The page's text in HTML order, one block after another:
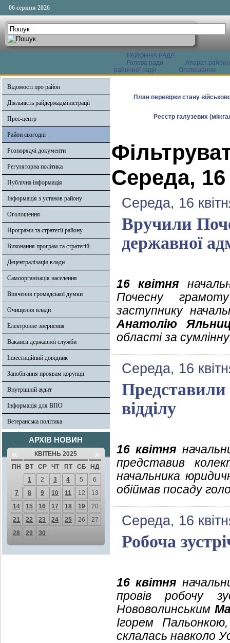
06 серпня 2026
РАЙОННА РАДА
Голова ради
Апарат
районної ради
Оголошення
Відомості про район
Діяльність райдержадміністрації
Прес-центр
Район сьогодні
Розпорядчі документи
Регуляторна політика
Публічна інформація
Інформація з установ району
Оголошення
Програми та стратегії району
Виконання програм та стратегій
Децентралізація влади
Самоорганізація населення
Вивчення громадської думки
Очищення влади
Електронне звернення
Вакансії державної служби
Інвестиційний довідник
Запобігання проявам корупції
Внутрішній аудит
Інформація для ВПО
Ветеранська політика
АРХІВ НОВИН
« КВІТЕНЬ 2025 »
ПН ВТ СР ЧТ ПТ СБ
НД
1
2 3 4 5
6
7
8 9 10 11 12
13
14
15 16 17 18 19
20
21
22 23 24 25 26
27
28
29 30
План перевірки стану
Реєстр галузевих
Середа, 16
Середа, 16
Вручили
державної
16 квітня
Почесну
заступнику
Анатолію
області за
Середа, 16
відділу
16 квітня
представив
начальника
обіймав посаду
Середа, 16
Робоча
16 квітня
провів робочу
Нововолинським
Ігорем
склалась навколо